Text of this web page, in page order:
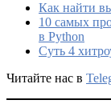
Как найти
10 самых
в Python
Суть 4
Читайте нас в